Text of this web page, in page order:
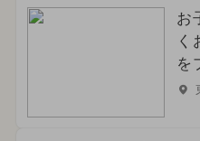
お
く
を